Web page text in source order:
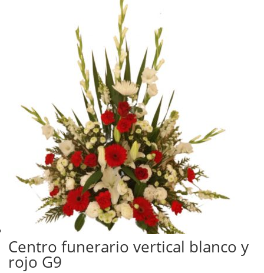
desde
150,00 €
hasta
170,00 €
Centro funerario vertical blanco y
rojo G9